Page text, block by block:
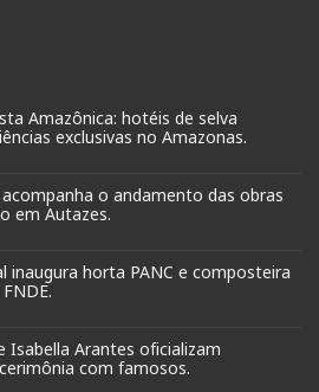
Amazônica: hotéis de selva
exclusivas no Amazonas.
o andamento das obras
em Autazes.
inaugura horta PANC e composteira
Isabella Arantes oficializam
com famosos.